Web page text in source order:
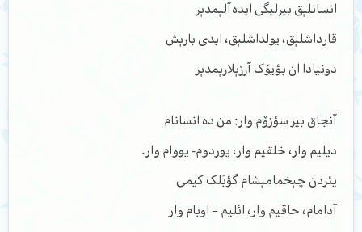
انسانلېق بیرلیگی ایده‌آلېمدېر
قارداشلېق، یولداشلېق، ابدی بارېش
دونیادا ان بؤیۆک آرزېلارېمدېر
آنجاق بیر سؤزۆم وار: من ده انسانام
دیلیم وار، خلقیم وار، یوردوم- یووام وار.
یئردن چېخمامېشام گؤبَلک کیمی
آدامام، حاقیم وار، ائلیم – اوبام وار